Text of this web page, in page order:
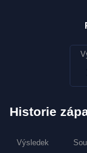
Historie
Výsledek